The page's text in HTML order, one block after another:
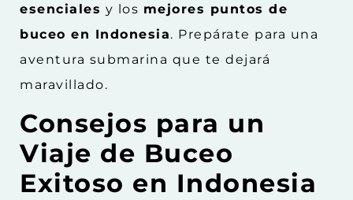
esenciales y los mejores puntos de
buceo en Indonesia. Prepárate para una
aventura submarina que te dejará
maravillado.
Consejos para un
Viaje de Buceo
Exitoso en Indonesia